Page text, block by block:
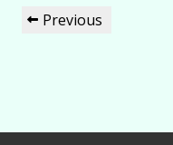
de
Previous
Previous